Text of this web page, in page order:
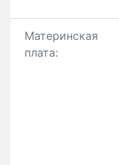
Материнская
плата: